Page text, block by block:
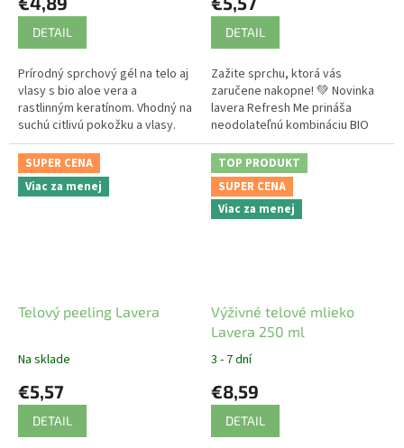
DETAIL
Prírodný sprchový gél na telo aj
vlasy s bio aloe vera a
rastlinným keratínom. Vhodný na
suchú citlivú pokožku a vlasy.
DETAIL
Zažite sprchu, ktorá vás
zaručene nakopne! 💚 Novinka
lavera Refresh Me prináša
neodolateľnú kombináciu BIO
limetky a osviežujúceho
lemongrassu priamo do vašej
kúpeľne.
SUPER CENA
Viac za menej
Telový peeling Lavera
Na sklade
€5,57
DETAIL
TOP PRODUKT
SUPER CENA
Viac za menej
Výživné telové mlieko
Lavera 250 ml
3 - 7 dní
€8,59
DETAIL